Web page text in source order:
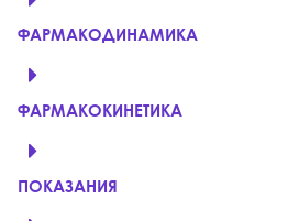
ФАРМАКОДИНАМИКА
ФАРМАКОКИНЕТИКА
ПОКАЗАНИЯ